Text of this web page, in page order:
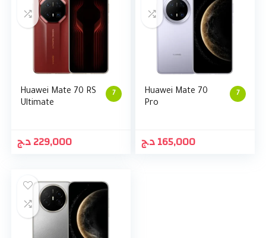
7
Huawei Mate 70 RS
Ultimate
229,000د.ج
7
Huawei Mate 70
Pro
165,000د.ج